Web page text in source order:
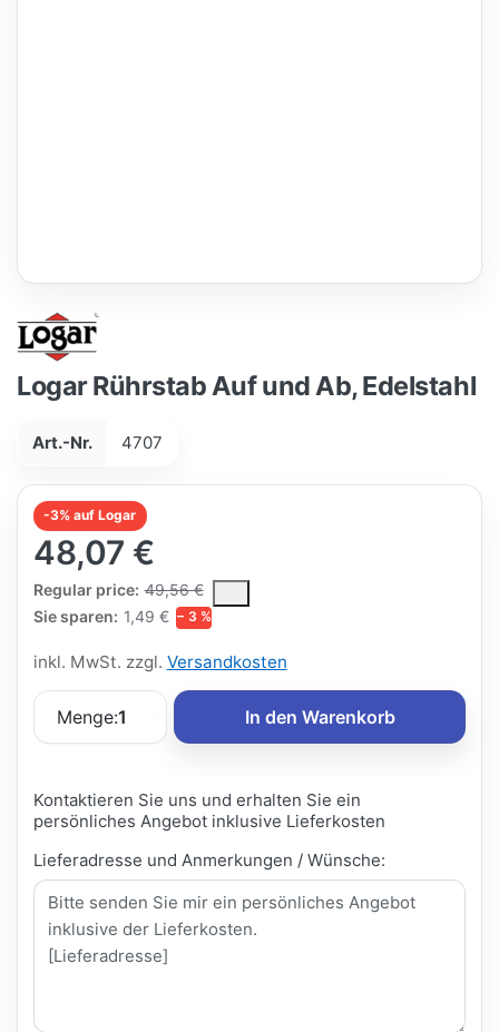
Logar Rührstab Auf und Ab, Edelstahl
Art.-Nr. 4707
-3% auf Logar
48,07 €
Regular price: 49,56 €
The Regular Price is the median selling price paid by
Sie sparen: 1,49 € − 3 %
inkl. MwSt. zzgl. Versandkosten
Menge:1 In den Warenkorb
Kontaktieren Sie uns und erhalten Sie ein
persönliches Angebot inklusive Lieferkosten
Lieferadresse und Anmerkungen / Wünsche: